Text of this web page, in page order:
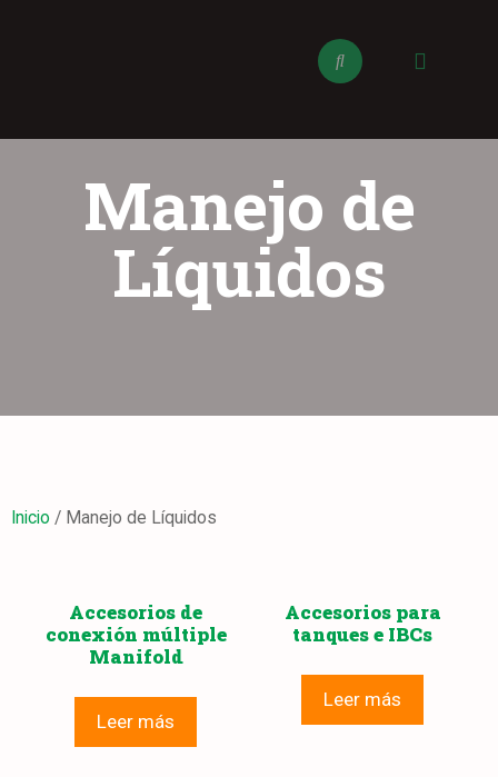
Manejo de
Líquidos
Inicio / Manejo de Líquidos
Accesorios de
conexión múltiple
Manifold
Leer más
Accesorios para
tanques e IBCs
Leer más